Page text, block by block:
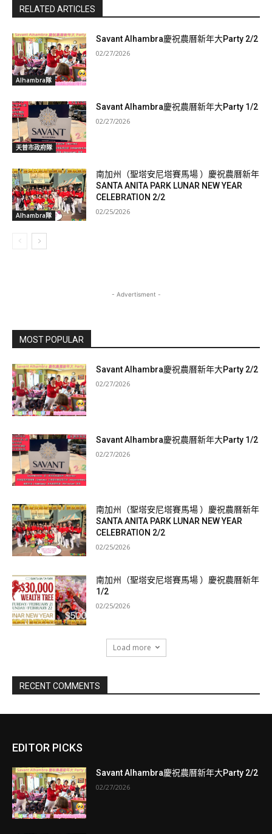
RELATED ARTICLES
Alhambra隊
Savant Alhambra慶祝農曆新年大Party 2/2
02/27/2026
天普市政府隊
Savant Alhambra慶祝農曆新年大Party 1/2
02/27/2026
Alhambra隊
南加州（聖塔安尼塔賽馬場 ）慶祝農曆新年
SANTA ANITA PARK LUNAR NEW YEAR
CELEBRATION 2/2
02/25/2026
- Advertisment -
MOST POPULAR
Savant Alhambra慶祝農曆新年大Party 2/2
02/27/2026
Savant Alhambra慶祝農曆新年大Party 1/2
02/27/2026
南加州（聖塔安尼塔賽馬場 ）慶祝農曆新年
SANTA ANITA PARK LUNAR NEW YEAR
CELEBRATION 2/2
02/25/2026
南加州（聖塔安尼塔賽馬場 ）慶祝農曆新年
1/2
02/25/2026
Load more
RECENT COMMENTS
EDITOR PICKS
Savant Alhambra慶祝農曆新年大Party 2/2
02/27/2026